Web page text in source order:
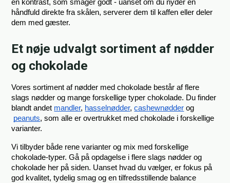
en kontrast, som smager godt - uanset om du nyder en
håndfuld direkte fra skålen, serverer dem til kaffen eller deler
dem med gæster.
Et nøje udvalgt sortiment af nødder
og chokolade
Vores sortiment af nødder med chokolade består af flere
slags nødder og mange forskellige typer chokolade. Du finder
blandt andet mandler, hasselnødder, cashewnødder og
peanuts, som alle er overtrukket med chokolade i forskellige
varianter.
Vi tilbyder både rene varianter og mix med forskellige
chokolade-typer. Gå på opdagelse i flere slags nødder og
chokolade her på siden. Uanset hvad du vælger, er fokus på
god kvalitet, tydelig smag og en tilfredsstillende balance